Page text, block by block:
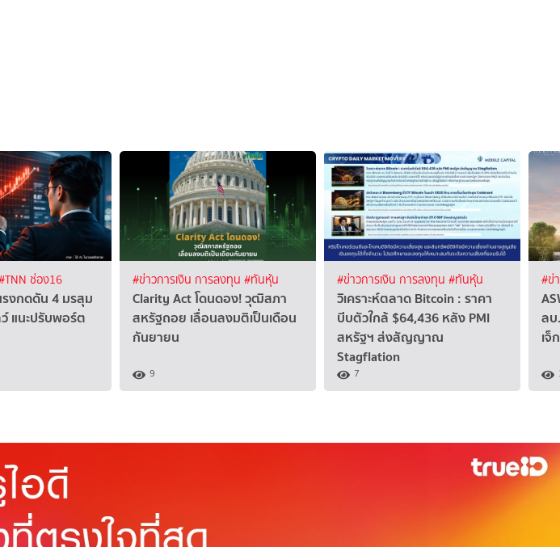
ช่อง16
รงกดดัน 4 มรสุม
แนะปรับพอร์ต
#ข่าวการเงิน การลงทุน #ทันหุ้น
Clarity Act โดนดอง! วุฒิสภา
สหรัฐถอย เลื่อนลงมติเป็นเดือน
กันยายน
9
#ข่าวการเงิน การลงทุน #ทันหุ้น
วิเคราะห์ตลาด Bitcoin : ราคา
บีบตัวใกล้ $64,436 หลัง PMI
สหรัฐฯ ส่งสัญญาณ
Stagflation
7
#ข่
ลบ
เจ็